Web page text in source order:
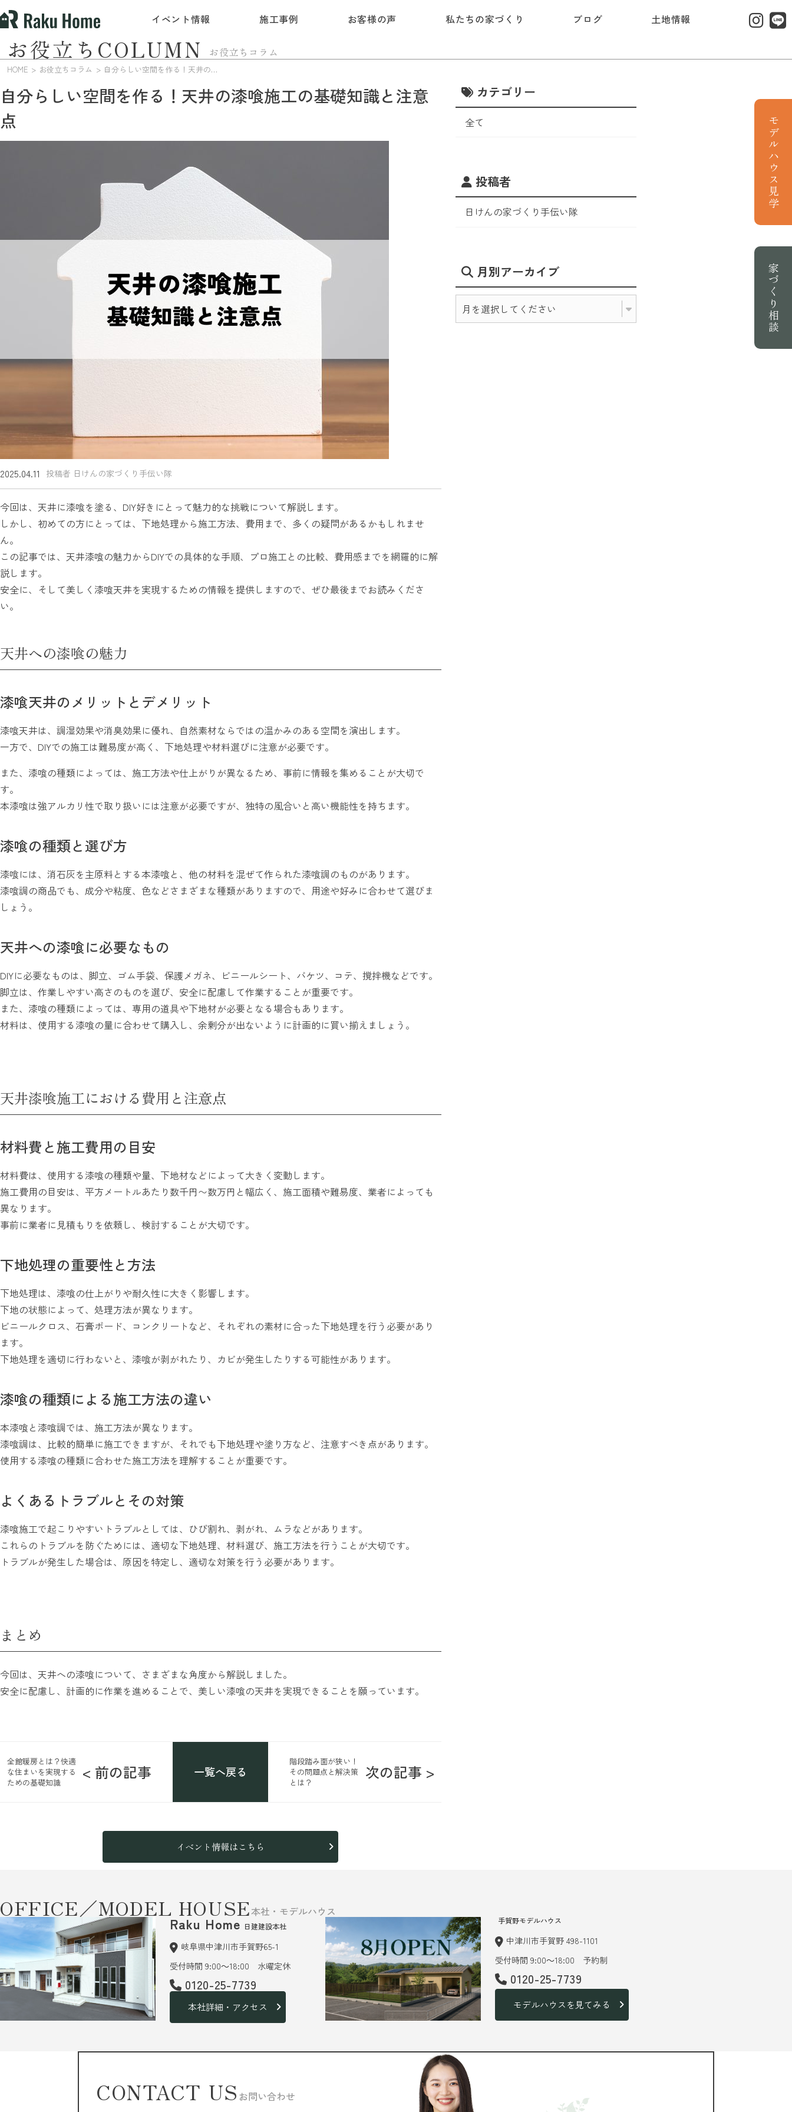
イベント情報 施工事例 お客様の声 私たちの家づくり ブログ 土地情報
お役立ちコラム
お役立ちCOLUMN
HOME お役立ちコラム 自分らしい空間を作る！天井の漆喰施工の基礎知識と注意点
自分らしい空間を作る！天井の漆喰施工の基礎知識と注意
点
2025.04.11 投稿者 日けんの家づくり手伝い隊
今回は、天井に漆喰を塗る、DIY好きにとって魅力的な挑戦について解説します。
しかし、初めての方にとっては、下地処理から施工方法、費用まで、多くの疑問があるかもしれませ
ん。
この記事では、天井漆喰の魅力からDIYでの具体的な手順、プロ施工との比較、費用感までを網羅的に解
説します。
安全に、そして美しく漆喰天井を実現するための情報を提供しますので、ぜひ最後までお読みくださ
い。
天井への漆喰の魅力
漆喰天井のメリットとデメリット
漆喰天井は、調湿効果や消臭効果に優れ、自然素材ならではの温かみのある空間を演出します。
一方で、DIYでの施工は難易度が高く、下地処理や材料選びに注意が必要です。
また、漆喰の種類によっては、施工方法や仕上がりが異なるため、事前に情報を集めることが大切で
す。
本漆喰は強アルカリ性で取り扱いには注意が必要ですが、独特の風合いと高い機能性を持ちます。
漆喰の種類と選び方
漆喰には、消石灰を主原料とする本漆喰と、他の材料を混ぜて作られた漆喰調のものがあります。
漆喰調の商品でも、成分や粘度、色などさまざまな種類がありますので、用途や好みに合わせて選びま
しょう。
天井への漆喰に必要なもの
DIYに必要なものは、脚立、ゴム手袋、保護メガネ、ビニールシート、バケツ、コテ、撹拌機などです。
脚立は、作業しやすい高さのものを選び、安全に配慮して作業することが重要です。
また、漆喰の種類によっては、専用の道具や下地材が必要となる場合もあります。
材料は、使用する漆喰の量に合わせて購入し、余剰分が出ないように計画的に買い揃えましょう。
天井漆喰施工における費用と注意点
材料費と施工費用の目安
材料費は、使用する漆喰の種類や量、下地材などによって大きく変動します。
施工費用の目安は、平方メートルあたり数千円〜数万円と幅広く、施工面積や難易度、業者によっても
異なります。
事前に業者に見積もりを依頼し、検討することが大切です。
下地処理の重要性と方法
下地処理は、漆喰の仕上がりや耐久性に大きく影響します。
下地の状態によって、処理方法が異なります。
ビニールクロス、石膏ボード、コンクリートなど、それぞれの素材に合った下地処理を行う必要があり
ます。
下地処理を適切に行わないと、漆喰が剥がれたり、カビが発生したりする可能性があります。
漆喰の種類による施工方法の違い
本漆喰と漆喰調では、施工方法が異なります。
漆喰調は、比較的簡単に施工できますが、それでも下地処理や塗り方など、注意すべき点があります。
使用する漆喰の種類に合わせた施工方法を理解することが重要です。
よくあるトラブルとその対策
漆喰施工で起こりやすいトラブルとしては、ひび割れ、剥がれ、ムラなどがあります。
これらのトラブルを防ぐためには、適切な下地処理、材料選び、施工方法を行うことが大切です。
トラブルが発生した場合は、原因を特定し、適切な対策を行う必要があります。
まとめ
今回は、天井への漆喰について、さまざまな角度から解説しました。
安全に配慮し、計画的に作業を進めることで、美しい漆喰の天井を実現できることを願っています。
< 前の記事
全館暖房とは？快適
な住まいを実現する
ための基礎知識
一覧へ戻る
階段踏み面が狭い！
その問題点と解決策
とは？
次の記事 >
イベント情報はこちら
カテゴリー
全て
投稿者
日けんの家づくり手伝い隊
月別アーカイブ
OFFICE／MODEL HOUSE本社・モデルハウス
Raku Home 日建建設本社
岐阜県中津川市手賀野65-1
受付時間 9:00～18:00 水曜定休
0120-25-7739
本社詳細・アクセス
手賀野モデルハウス
中津川市手賀野 498-1101
受付時間 9:00～18:00 予約制
0120-25-7739
モデルハウスを見てみる
CONTACT US お問い合わせ
モデルハウス見学
家づくり相談